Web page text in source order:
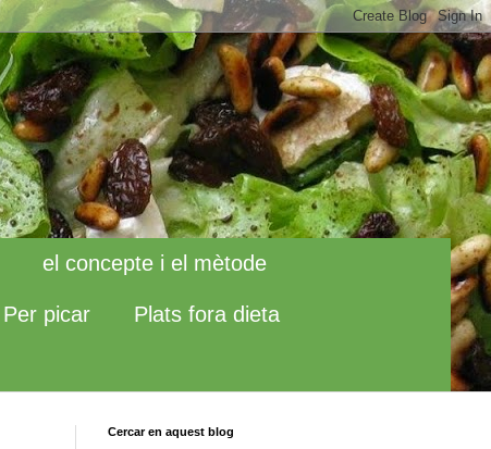
el concepte i el mètode
Per picar Plats fora dieta
Cercar en aquest blog